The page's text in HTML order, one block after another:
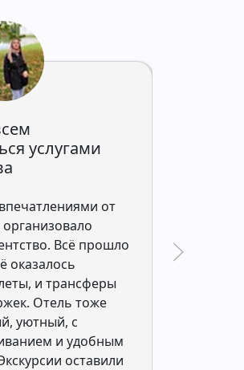
услугами
от
Всё прошло
оказалось
и трансферы
Отель тоже
уютный, с
и удобным
оставили